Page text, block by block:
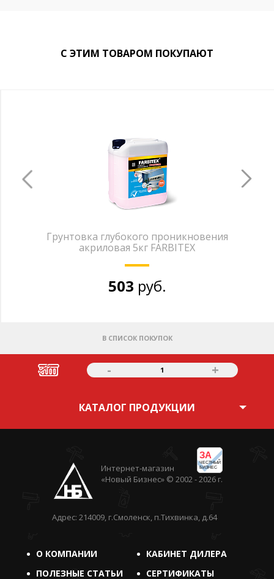
С ЭТИМ ТОВАРОМ ПОКУПАЮТ
Грунтовка глубокого проникновения
акриловая 5кг FARBITEX
503 руб.
В СПИСОК ПОКУПОК
- 1 +
КАТАЛОГ ПРОДУКЦИИ
ЗА
ЧЕСТНЫЙ
БИЗНЕС
Интернет-магазин
«Новый Бизнес» © 2002 - 2026 г.
Адрес: 214009, г.Смоленск, п.Тихвинка, д.64
О КОМПАНИИ
КАБИНЕТ ДИЛЕРА
ПОЛЕЗНЫЕ СТАТЬИ
СЕРТИФИКАТЫ